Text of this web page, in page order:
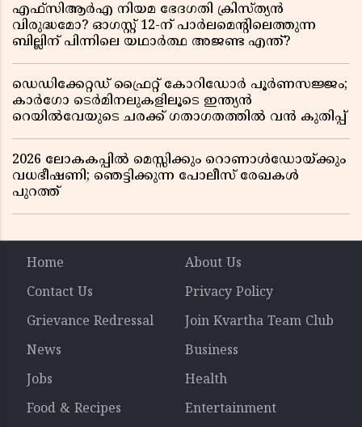
എഫ്സിആർഎ നിയമ ഭേദഗതി ക്രിസ്ത്യൻ
വിരുദ്ധമോ? ഓഗസ്റ്റ് 12-ന് പാർലമെന്റിലെത്തുന്ന
ബില്ലിന് പിന്നിലെ യഥാർത്ഥ അജണ്ട എന്ത്?
ഡെഡിക്കേറ്റഡ് ഫ്രൈറ്റ് കോറിഡോർ പൂർണസജ്ജം;
കാർഗോ ടെർമിനലുകളിലൂടെ ഇന്ത്യൻ
റെയിൽവേയുടെ ചരക്ക് ഗതാഗതത്തിൽ വൻ കുതിപ്പ്
2026 ലോകകപ്പിൽ മെസ്സിക്കും റൊണാൾഡോയ്ക്കും
വധഭീഷണി; ഞെട്ടിക്കുന്ന പോലീസ് രേഖകൾ
പുറത്ത്
Home
About Us
Contact Us
Privacy Policy
Grievance Redressal
Join Kvartha Team Club
News
Business
Jobs
Health
Food & Recipes
Entertainment